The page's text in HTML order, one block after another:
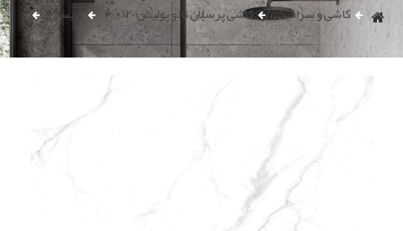
کاشی و سرامیک کاشی پرسلان نانو پولیش ۱۲۰×۶۰ آریسان